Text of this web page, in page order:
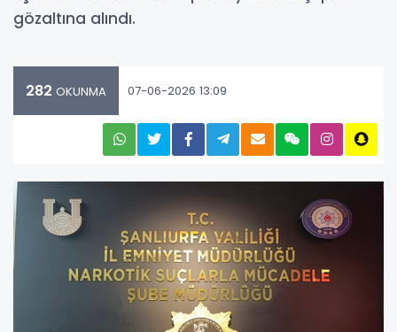
gözaltına alındı.
282 OKUNMA 07-06-2026 13:09